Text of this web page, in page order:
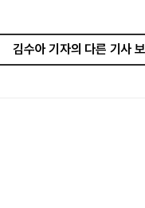
김수아 기자의 다른 기사